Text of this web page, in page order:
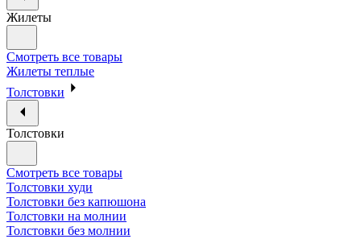
Жилеты
Смотреть все товары
Жилеты теплые
Толстовки
Толстовки
Смотреть все товары
Толстовки худи
Толстовки без капюшона
Толстовки на молнии
Толстовки без молнии